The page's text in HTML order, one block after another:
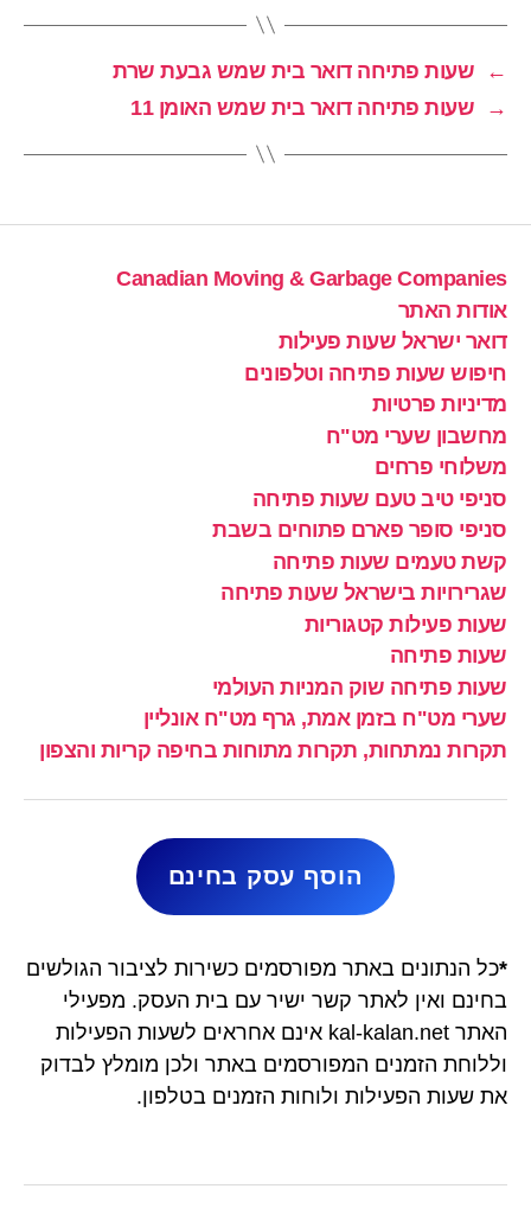
←
שעות פתיחה דואר בית שמש גבעת שרת
→
שעות פתיחה דואר בית שמש האומן 11
Canadian Moving & Garbage Companies
אודות האתר
דואר ישראל שעות פעילות
חיפוש שעות פתיחה וטלפונים
מדיניות פרטיות
מחשבון שערי מט"ח
משלוחי פרחים
סניפי טיב טעם שעות פתיחה
סניפי סופר פארם פתוחים בשבת
קשת טעמים שעות פתיחה
שגרירויות בישראל שעות פתיחה
שעות פעילות קטגוריות
שעות פתיחה
שעות פתיחה שוק המניות העולמי
שערי מט"ח בזמן אמת, גרף מט"ח אונליין
תקרות נמתחות, תקרות מתוחות בחיפה קריות והצפון
הוסף עסק בחינם
*כל הנתונים באתר מפורסמים כשירות לציבור הגולשים
בחינם ואין לאתר קשר ישיר עם בית העסק. מפעילי
האתר kal-kalan.net אינם אחראים לשעות הפעילות
וללוחת הזמנים המפורסמים באתר ולכן מומלץ לבדוק
את שעות הפעילות ולוחות הזמנים בטלפון.